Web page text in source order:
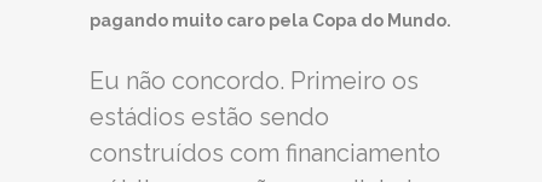
pagando muito caro pela Copa do Mundo.
Eu não concordo. Primeiro os
estádios estão sendo
construídos com financiamento